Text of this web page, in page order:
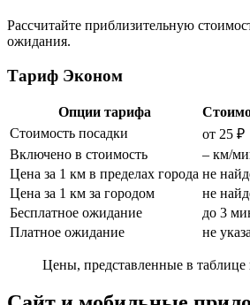
Рассчитайте приблизительную
ожидания.
Тариф Эконом
Опции тарифа
Стоимость посадки
от 25 ₽
Включено в стоимость
– км/
Цена за 1 км в пределах города не
Цена за 1 км за городом
не
Бесплатное ожидание
до 3
Платное ожидание
не
Цены, представленные в таблице